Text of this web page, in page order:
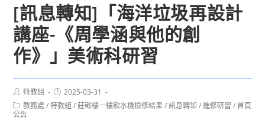
[訊息轉知]「海洋垃圾再設計
講座-《周學涵與他的創
作》」美術科研習
Post
author:
特教組
Post
published:
2025-03-31
Post
category:
教務處 / 特教組 / 莊敬樓一樓飲水機檢修結果 / 訊息轉知 / 進修研習 / 首頁
公告